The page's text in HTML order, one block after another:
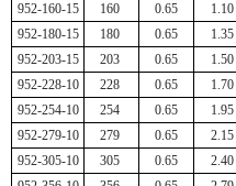
952-160-15
160 0.65 1.10
952-180-15
180 0.65 1.35
952-203-15
203 0.65 1.50
952-228-10
228 0.65 1.70
952-254-10
254 0.65 1.95
952-279-10
279 0.65 2.15
952-305-10
305 0.65 2.40